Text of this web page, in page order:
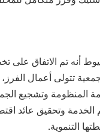
أنه تم الاتفاق
تتولى أعمال
المنظومة وتشجيع
الخدمة وتحقيق عائد
التنموية.